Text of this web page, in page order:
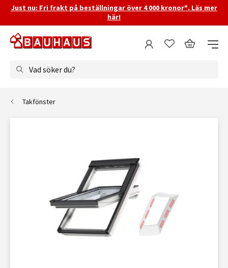
Just nu: Fri frakt på beställningar över 4 000 kronor*. Läs mer
här!
Vad söker du?
Takfönster